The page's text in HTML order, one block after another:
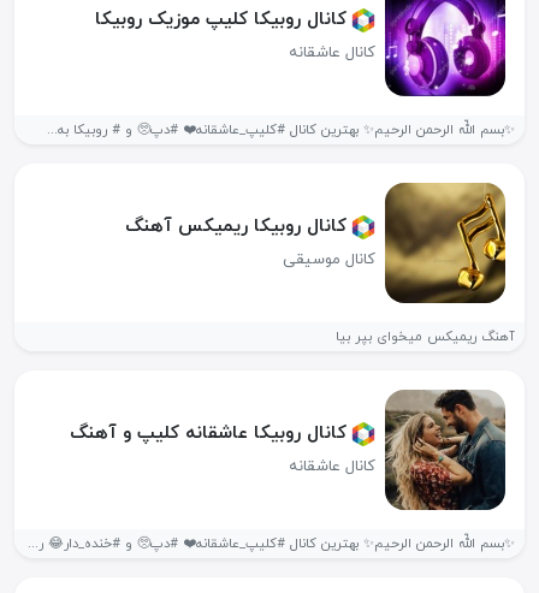
کانال روبیکا کلیپ موزیک روبیکا
کانال عاشقانه
✨بسم اللّه الرحمن الرحیم✨ بهترین کانال #کلیپ_عاشقانه❤️ #دپ🥺 و # روبیکا به...
کانال روبیکا ریمیکس آهنگ
کانال موسیقی
آهنگ ریمیکس میخوای بپر بیا
کانال روبیکا عاشقانه کلیپ و آهنگ ️
کانال عاشقانه
✨بسم اللّه الرحمن الرحیم✨ بهترین کانال #کلیپ_عاشقانه❤️ #دپ🥺 و #خنده_دار😂 روبیکا به...